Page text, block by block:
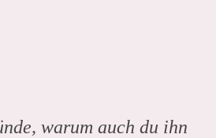
warum auch du ihn